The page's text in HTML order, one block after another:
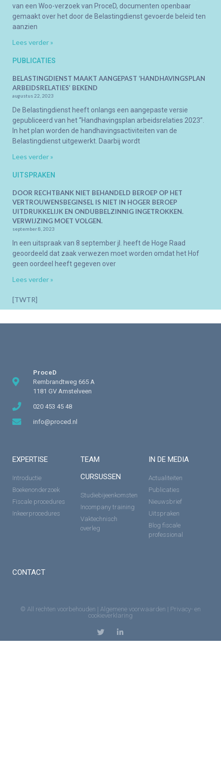
van een Woo-verzoek van ProceD, documenten openbaar
gemaakt over het door de Belastingdienst gevoerde beleid ten
aanzien
Lees verder »
PUBLICATIES
BELASTINGDIENST MAAKT AANGEPAST ‘HANDHAVINGSPLAN
ARBEIDSRELATIES’ BEKEND
augustus 22, 2023
De Belastingdienst heeft onlangs een aangepaste versie
gepubliceerd van het “Handhavingsplan arbeidsrelaties 2023”.
In het plan worden de handhavingsactiviteiten van de
Belastingdienst uitgewerkt. Daarbij wordt
Lees verder »
UITSPRAKEN
DOOR RECHTBANK NIET BEHANDELD BEROEP OP HET
VERTROUWENSBEGINSEL IS NIET IN HOGER BEROEP
UITDRUKKELIJK EN ONDUBBELZINNIG INGETROKKEN.
VERWIJZING MOET VOLGEN.
september 8, 2023
In een uitspraak van 8 september jl. heeft de Hoge Raad
geoordeeld dat zaak verwezen moet worden omdat het Hof
geen oordeel heeft gegeven over
Lees verder »
[TWTR]
ProceD
Rembrandtweg 665 A
1181 GV Amstelveen
020 453 45 48
info@proced.nl
EXPERTISE
Introductie
Boekenonderzoek
Fiscale procedures
Inkeerprocedures
TEAM
CURSUSSEN
Studiebijeenkomsten
Incompany training
Vaktechnisch
overleg
IN DE MEDIA
Actualiteiten
Publicaties
Nieuwsbrief
Uitspraken
Blog fiscale
professional
CONTACT
© All rechten voorbehouden | Algemene voorwaarden | Privacy- en
cookieverklaring